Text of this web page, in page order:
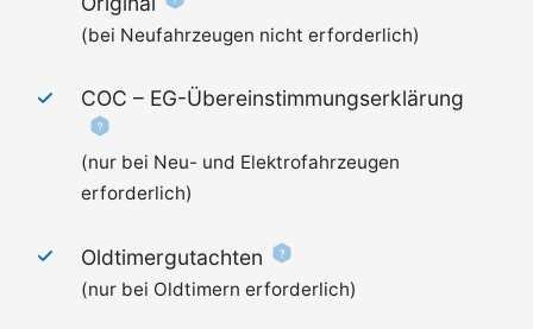
(bei Neufahrzeugen nicht erforderlich)
COC – EG-Übereinstimmungserklärung
(nur bei Neu- und Elektrofahrzeugen
erforderlich)
Oldtimergutachten
(nur bei Oldtimern erforderlich)